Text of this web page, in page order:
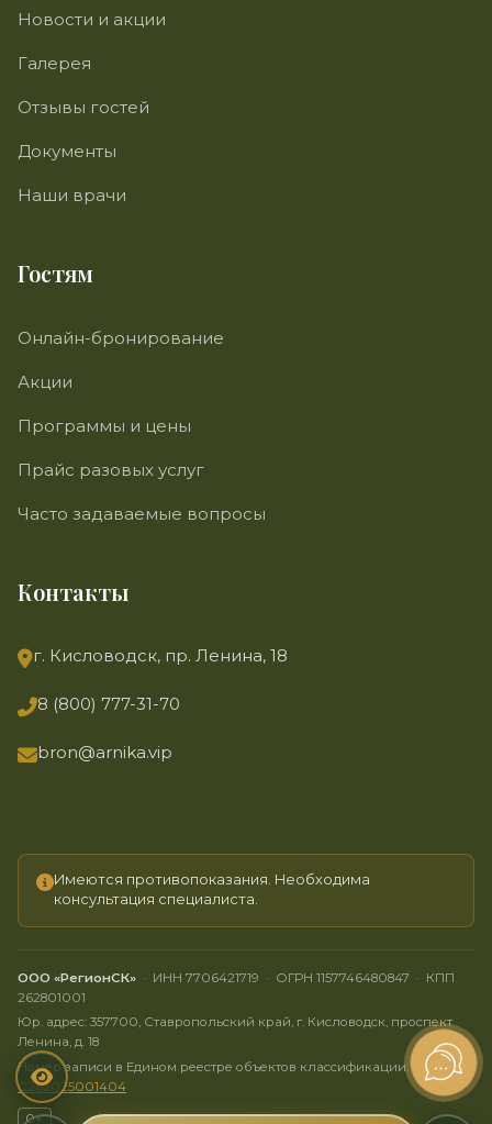
Новости и акции
Галерея
Отзывы гостей
Документы
Наши врачи
Гостям
Онлайн-бронирование
Акции
Программы и цены
Прайс разовых услуг
Часто задаваемые вопросы
Контакты
г. Кисловодск, пр. Ленина, 18
8 (800) 777-31-70
bron@arnika.vip
Имеются противопоказания. Необходима
консультация специалиста.
ООО «РегионСК» · ИНН 7706421719 · ОГРН 1157746480847 · КПП
262801001
Юр. адрес: 357700, Ставропольский край, г. Кисловодск, проспект
Ленина, д. 18
Номер записи в Едином реестре объектов классификации:
C262025001404
0+